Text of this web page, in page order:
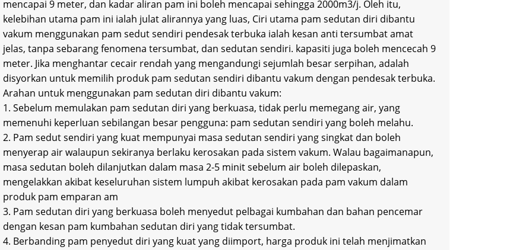
mencapai 9 meter, dan kadar aliran pam ini boleh mencapai sehingga 2000m3/j. Oleh itu,
kelebihan utama pam ini ialah julat alirannya yang luas, Ciri utama pam sedutan diri dibantu
vakum menggunakan pam sedut sendiri pendesak terbuka ialah kesan anti tersumbat amat
jelas, tanpa sebarang fenomena tersumbat, dan sedutan sendiri. kapasiti juga boleh mencecah 9
meter. Jika menghantar cecair rendah yang mengandungi sejumlah besar serpihan, adalah
disyorkan untuk memilih produk pam sedutan sendiri dibantu vakum dengan pendesak terbuka.
Arahan untuk menggunakan pam sedutan diri dibantu vakum:
1. Sebelum memulakan pam sedutan diri yang berkuasa, tidak perlu memegang air, yang
memenuhi keperluan sebilangan besar pengguna: pam sedutan sendiri yang boleh melahu.
2. Pam sedut sendiri yang kuat mempunyai masa sedutan sendiri yang singkat dan boleh
menyerap air walaupun sekiranya berlaku kerosakan pada sistem vakum. Walau bagaimanapun,
masa sedutan boleh dilanjutkan dalam masa 2-5 minit sebelum air boleh dilepaskan,
mengelakkan akibat keseluruhan sistem lumpuh akibat kerosakan pada pam vakum dalam
produk pam emparan am
3. Pam sedutan diri yang berkuasa boleh menyedut pelbagai kumbahan dan bahan pencemar
dengan kesan pam kumbahan sedutan diri yang tidak tersumbat.
4. Berbanding pam penyedut diri yang kuat yang diimport, harga produk ini telah menjimatkan